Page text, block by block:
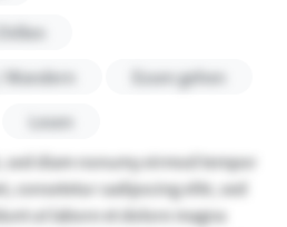
Essen gehen
Lesen
sed diam nonumy eirmod tempor
consetetur sadipscing elitr, sed
ut labore et dolore magna